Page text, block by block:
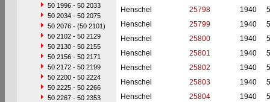
50 1996 - 50 2033
50 2034 - 50 2075
50 2076 - (50 2101)
50 2102 - 50 2129
50 2130 - 50 2155
50 2156 - 50 2171
50 2172 - 50 2199
50 2200 - 50 2224
50 2225 - 50 2266
50 2267 - 50 2353
Henschel
25798 1940
Henschel
25799 1940
Henschel
25800 1940
Henschel
25801 1940
Henschel
25802 1940
Henschel
25803 1940
Henschel
25804 1940